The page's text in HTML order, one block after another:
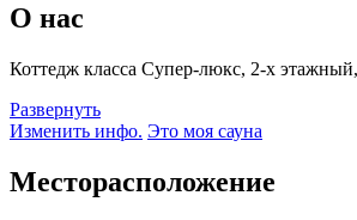
О нас
Коттедж класса Супер-люкс, 2-х
Развернуть
Изменить инфо. Это моя сауна
Месторасположение